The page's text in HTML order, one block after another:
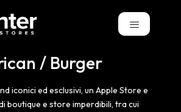
/ Burger
iconici ed esclusivi, un Apple Store e
boutique e store imperdibili, tra cui